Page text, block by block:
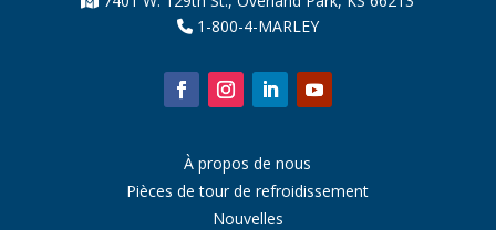
1-800-4-MARLEY
À propos de nous
Pièces de tour de refroidissement
Nouvelles